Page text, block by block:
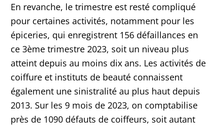
En revanche, le trimestre est resté compliqué
pour certaines activités, notamment pour les
épiceries, qui enregistrent 156 défaillances en
ce 3ème trimestre 2023, soit un niveau plus
atteint depuis au moins dix ans. Les activités de
coiffure et instituts de beauté connaissent
également une sinistralité au plus haut depuis
2013. Sur les 9 mois de 2023, on comptabilise
près de 1090 défauts de coiffeurs, soit autant